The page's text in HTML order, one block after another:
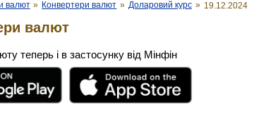
валют » Конвертери валют » Доларовий курс » 19.12.2024
валют
теперь і в застосунку від Мінфін